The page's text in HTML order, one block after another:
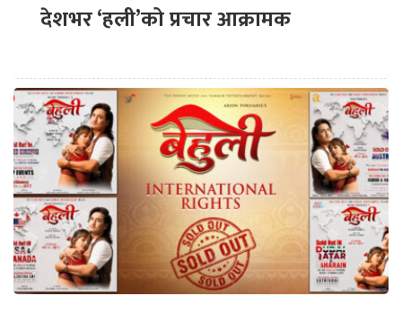
देशभर ‘हली’को प्रचार आक्रामक